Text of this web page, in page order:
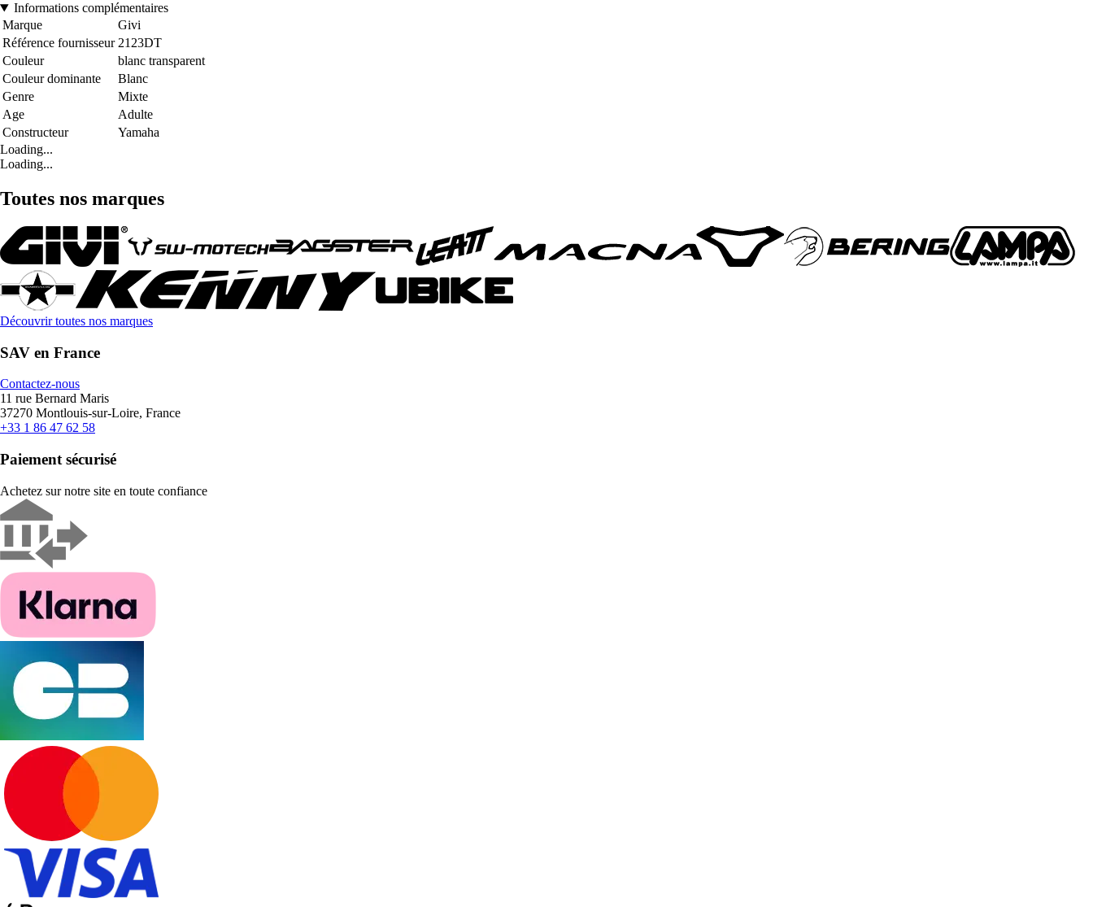
Informations complémentaires
Marque
Givi
Référence fournisseur 2123DT
Couleur
blanc transparent
Couleur dominante
Blanc
Genre
Mixte
Age
Adulte
Constructeur
Yamaha
Loading...
Loading...
Toutes nos marques
Découvrir toutes nos marques
SAV en France
Contactez-nous
11 rue Bernard Maris
37270 Montlouis-sur-Loire, France
+33 1 86 47 62 58
Paiement sécurisé
Achetez sur notre site en toute confiance